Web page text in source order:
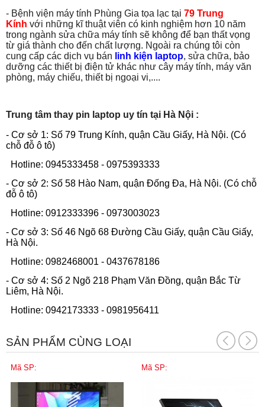
- Bệnh viện máy tính Phùng Gia tọa lạc tại 79 Trung
Kính với những kĩ thuật viên có kinh nghiệm hơn 10 năm
trong ngành sửa chữa máy tính sẽ không để bạn thất vọng
từ giá thành cho đến chất lượng. Ngoài ra chúng tôi còn
cung cấp các dịch vụ bán linh kiện laptop, sửa chữa, bảo
dưỡng các thiết bị điện tử khác như cây máy tính, máy văn
phòng, máy chiếu, thiết bị ngoại vi,....
Trung tâm thay pin laptop uy tín tại Hà Nội :
- Cơ sở 1: Số 79 Trung Kính, quận Cầu Giấy, Hà Nội. (Có
chỗ đỗ ô tô)
Hotline: 0945333458 - 0975393333
- Cơ sở 2: Số 58 Hào Nam, quận Đống Đa, Hà Nội. (Có chỗ
đỗ ô tô)
Hotline: 0912333396 - 0973003023
- Cơ sở 3: Số 46 Ngõ 68 Đường Cầu Giấy, quận Cầu Giấy,
Hà Nội.
Hotline: 0982468001 - 0437678186
- Cơ sở 4: Số 2 Ngõ 218 Phạm Văn Đồng, quận Bắc Từ
Liêm, Hà Nội.
Hotline: 0942173333 - 0981956411
SẢN PHẨM CÙNG LOẠI
Mã SP: Mã SP: